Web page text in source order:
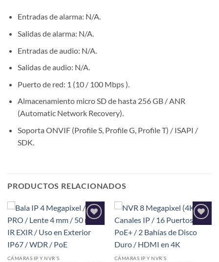
Entradas de alarma: N/A.
Salidas de alarma: N/A.
Entradas de audio: N/A.
Salidas de audio: N/A.
Puerto de red: 1 (10 / 100 Mbps ).
Almacenamiento micro SD de hasta 256 GB / ANR
(Automatic Network Recovery).
Soporta ONVIF (Profile S, Profile G, Profile T) / ISAPI /
SDK.
PRODUCTOS RELACIONADOS
Añadir
a la
CÁMARAS IP Y NVR´S
Añadir
a la
CÁMARAS IP Y NVR´S